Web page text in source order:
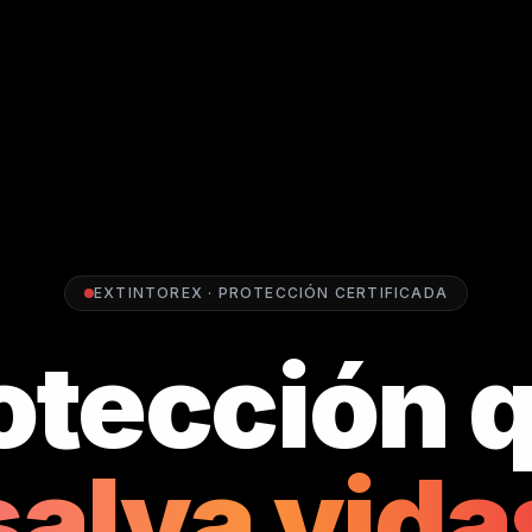
EXTINTOREX · PROTECCIÓN CERTIFICADA